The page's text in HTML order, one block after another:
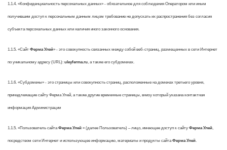
1.1.4. «Конфиденциальность персональных данных» - обязательное для соблюдения Оператором или иным
получившим доступ к персональным данным лицом требование не допускать их распространения без согласия
субъекта персональных данных или наличия иного законного основания.
1.1.5. «Сайт Ферма Улей» - это совокупность связанных между собой веб-страниц, размещенных в сети Интернет
по уникальному адресу (URL): uleyferma.ru, а также его субдоменах.
1.1.6. «Субдомены» - это страницы или совокупность страниц, расположенные на доменах третьего уровня,
принадлежащие сайту Ферма Улей, а также другие временные страницы, внизу который указана контактная
информация Администрации
1.1.5. «Пользователь сайта Ферма Улей » (далее Пользователь) – лицо, имеющее доступ к сайту Ферма Улей,
посредством сети Интернет и использующее информацию, материалы и продукты сайта Ферма Улей.